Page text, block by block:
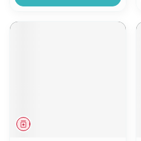
Geneesmiddel